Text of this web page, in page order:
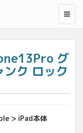
グ
ク ロック
> iPad本体